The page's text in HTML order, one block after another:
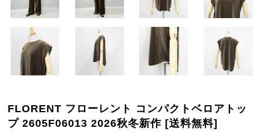
FLORENT フローレント コンパクトベロアトッ
プ 2605F06013 2026秋冬新作 [送料無料]